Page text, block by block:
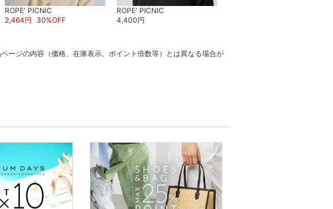
ROPE' PICNIC
2,464円 30%OFF
ROPE' PICNIC
4,400円
ージの内容（価格、在庫表示、ポイント倍数等）とは異なる場合が